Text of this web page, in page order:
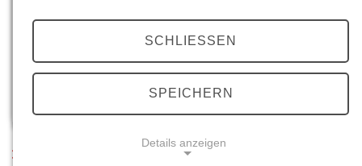
SCHLIESSEN
SPEICHERN
Details anzeigen